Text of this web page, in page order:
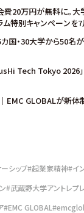
20万円が無料に。大
特別キャンペーンを
国・30大学から50
Tech Tokyo 2026
EMC GLOBALが新体
シップ#起業家精神#イ
#武蔵野大学アントレプ
#EMC GLOBAL#